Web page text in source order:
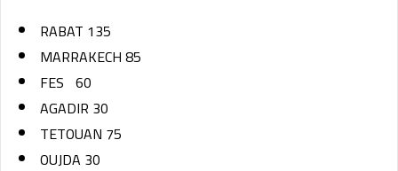
RABAT 135
MARRAKECH 85
FES 60
AGADIR 30
TETOUAN 75
OUJDA 30